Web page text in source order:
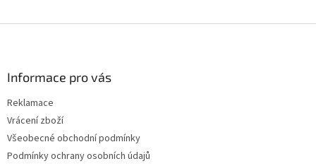
Informace pro vás
Reklamace
Vrácení zboží
Všeobecné obchodní podmínky
Podmínky ochrany osobních údajů